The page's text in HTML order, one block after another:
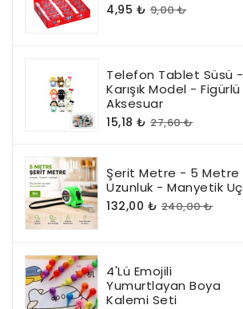
4,95 ₺ 9,00 ₺
Telefon Tablet Süsü -
Karışık Model - Figürlü
Aksesuar
15,18 ₺ 27,60 ₺
Şerit Metre - 5 Metre
Uzunluk - Manyetik Uç
132,00 ₺ 240,00 ₺
4'lü Emojili
Yumurtlayan Boya
Kalemi Seti